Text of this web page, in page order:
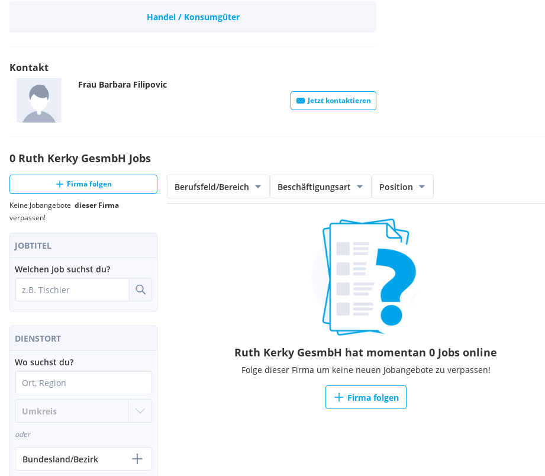
Handel / Konsumgüter
Kontakt
Frau Barbara Filipovic
Jetzt kontaktieren
0 Ruth Kerky GesmbH Jobs
Firma folgen
Keine Jobangebote dieser Firma
verpassen!
JOBTITEL
Welchen Job suchst du?
DIENSTORT
Wo suchst du?
oder
Bundesland/Bezirk
Berufsfeld/Bereich Beschäftigungsart Position
Ruth Kerky GesmbH hat momentan 0 Jobs online
Folge dieser Firma um keine neuen Jobangebote zu verpassen!
Firma folgen